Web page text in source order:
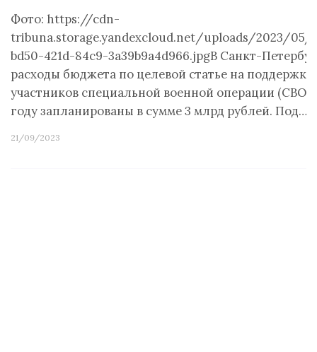
Фото: https://cdn-
tribuna.storage.yandexcloud.net/uploads/2023/05/
bd50-421d-84c9-3a39b9a4d966.jpgВ Санкт-
расходы бюджета по целевой статье на поддержку
участников специальной военной операции (СВО)
году запланированы в сумме 3 млрд рублей. Под…
21/09/2023